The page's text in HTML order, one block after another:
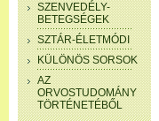
SZENVEDÉLY-
BETEGSÉGEK
SZTÁR-ÉLETMÓDI
KÜLÖNÖS SORSOK
AZ
ORVOSTUDOMÁNY
TÖRTÉNETÉBŐL